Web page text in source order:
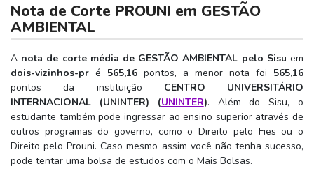
ENEM
Enem 2026 - Tudo o que você precisa saber
Enem – O que é
Enem – Quem pode fazer
Enem – Para que serve
Enem – Como se preparar
SISU
Sisu 2026 – Tudo o que você precisa saber
SISU – O que é
SISU – Quem pode participar
SISU – Como se inscrever
PROUNI
Prouni 2026 – Tudo o que você precisa saber
Prouni – O que é
Prouni – Quem pode participar
FIES
Fies e P-Fies 2026 – Tudo o que você precisa saber
Fies – O que é
PRONATEC
SISUTEC
Nota de Corte PROUNI em GESTÃO
AMBIENTAL
A nota de corte média de GESTÃO AMBIENTAL pelo Sisu em
dois-vizinhos-pr é 565,16 pontos, a menor nota foi 565,16
pontos da instituição CENTRO UNIVERSITÁRIO
INTERNACIONAL (UNINTER) (UNINTER). Além do Sisu, o
estudante também pode ingressar ao ensino superior através de
outros programas do governo, como o Direito pelo Fies ou o
Direito pelo Prouni. Caso mesmo assim você não tenha sucesso,
pode tentar uma bolsa de estudos com o Mais Bolsas.